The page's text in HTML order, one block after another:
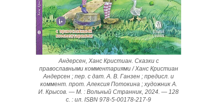
Андерсен, Ханс Кристиан. Сказки с
православными комментариями / Ханс Кристиан
Андерсен ; пер. с дат. А. В. Ганзен ; предисл. и
коммент. прот. Алексия Потокина ; художник А.
И. Крысов. — М. : Вольный Странник, 2024. — 128
с. : ил. ISBN 978-5-00178-217-9